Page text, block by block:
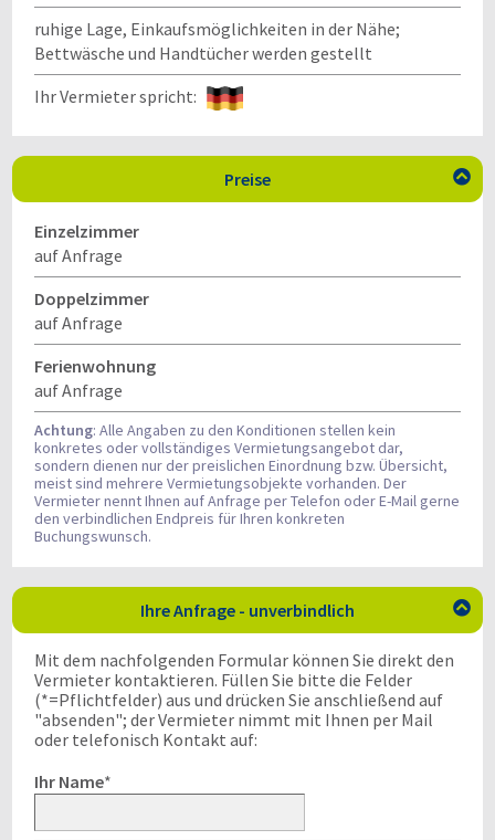
ruhige Lage, Einkaufsmöglichkeiten in der Nähe;
Bettwäsche und Handtücher werden gestellt
Ihr Vermieter spricht:
Preise 
Einzelzimmer
auf Anfrage
Doppelzimmer
auf Anfrage
Ferienwohnung
auf Anfrage
Achtung: Alle Angaben zu den Konditionen stellen kein
konkretes oder vollständiges Vermietungsangebot dar,
sondern dienen nur der preislichen Einordnung bzw. Übersicht,
meist sind mehrere Vermietungsobjekte vorhanden. Der
Vermieter nennt Ihnen auf Anfrage per Telefon oder E-Mail gerne
den verbindlichen Endpreis für Ihren konkreten
Buchungswunsch.
Ihre Anfrage - unverbindlich 
Mit dem nachfolgenden Formular können Sie direkt den
Vermieter kontaktieren. Füllen Sie bitte die Felder
(*=Pflichtfelder) aus und drücken Sie anschließend auf
"absenden"; der Vermieter nimmt mit Ihnen per Mail
oder telefonisch Kontakt auf:
Ihr Name*